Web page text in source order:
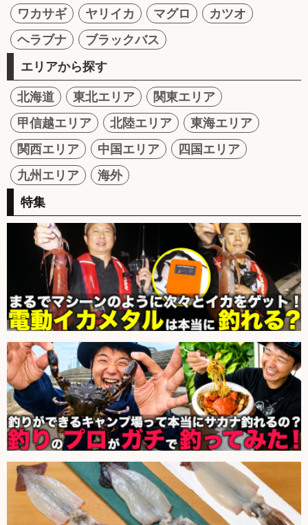
ワカサギ
ヤリイカ マグロ
カツオ
ヘラブナ
ブラックバス
エリアから探す
北海道 東北エリア
関東エリア
甲信越エリア
北陸エリア
東海エリア
関西エリア
中国エリア
四国エリア
九州エリア
海外
特集